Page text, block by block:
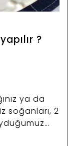
?
ya da
soğanları, 2
kadar